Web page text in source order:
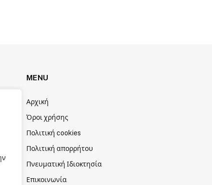
MENU
Αρχική
Όροι χρήσης
Πολιτική cookies
Πολιτική απορρήτου
Πνευματική Ιδιοκτησία
Επικοινωνία